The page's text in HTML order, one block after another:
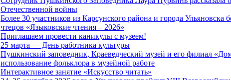
Отечественной войны
Более 30 участников из Карсунского района и города Ульяновска
чтецов «Языковские чтения – 2026»
Приглашаем провести каникулы с музеем!
25 марта — День работника культуры
Пушкинский заповедник, Краеведческий музей и его филиал
использование фольклора в музейной работе
Интерактивное занятие «Искусство читать»